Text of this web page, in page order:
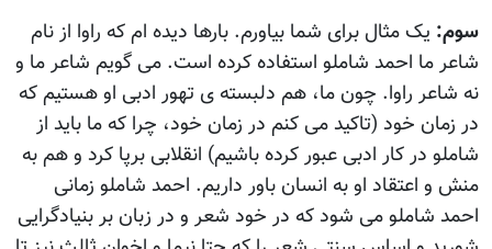
سوم: يک مثال برای شما بياورم. بارها ديده ام که راوا از نام
شاعر ما احمد شاملو استفاده کرده است. می گويم شاعر ما و
نه شاعر راوا. چون ما، هم دلبسته ی تهور ادبی او هستيم که
در زمان خود (تاکيد می کنم در زمان خود، چرا که ما بايد از
شاملو در کار ادبی عبور کرده باشيم) انقلابی برپا کرد و هم به
منش و اعتقاد او به انسان باور داريم. احمد شاملو زمانی
احمد شاملو می شود که در خود شعر و در زبان بر بنيادگرايی